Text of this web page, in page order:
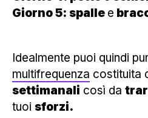
Giorno 5: spalle e
Idealmente puoi quindi
multifrequenza costituita
settimanali così da
tuoi sforzi.